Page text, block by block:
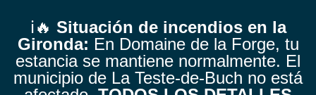
ℹ️🔥 Situación de incendios en la
Gironda: En Domaine de la Forge, tu
estancia se mantiene normalmente. El
municipio de La Teste-de-Buch no está